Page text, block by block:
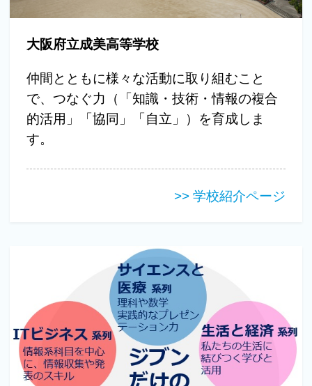
大阪府立成美高等学校
仲間とともに様々な活動に取り組むこと
で、つなぐ力（「知識・技術・情報の複合
的活用」「協同」「自立」）を育成しま
す。
>> 学校紹介ページ